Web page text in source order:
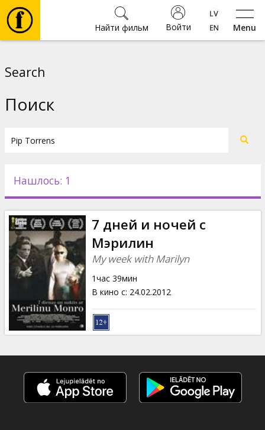
Menu
Войти
Найти фильм
Новости
Подарки
Кинозакуски
B2B
Клуб
Search
Поиск
Нашлось: 1
7 дней и ночей с
Мэрилин
My week with Marilyn
1час 39мин
В кино с: 24.02.2012